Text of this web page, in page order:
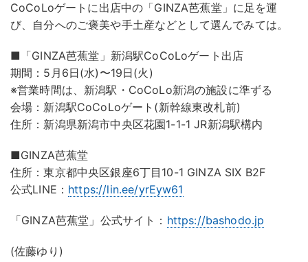
CoCoLoゲートに出店中の「GINZA芭蕉堂」に足を運
び、自分へのご褒美や手土産などとして選んでみては。
■「GINZA芭蕉堂」新潟駅CoCoLoゲート出店
期間：5月6日(水)〜19日(火)
※営業時間は、新潟駅・CoCoLo新潟の施設に準ずる
会場：新潟駅CoCoLoゲート(新幹線東改札前)
住所：新潟県新潟市中央区花園1-1-1 JR新潟駅構内
■GINZA芭蕉堂
住所：東京都中央区銀座6丁目10-1 GINZA SIX B2F
公式LINE： https://lin.ee/yrEyw61
「GINZA芭蕉堂」公式サイト： https://bashodo.jp
(佐藤ゆり)